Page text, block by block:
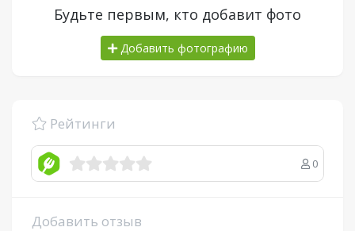
Будьте первым, кто добавит фото
Добавить фотографию
Рейтинги
0
Добавить отзыв